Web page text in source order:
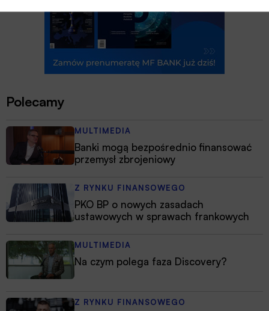
Polecamy
MULTIMEDIA
Banki mogą bezpośrednio finansować
przemysł zbrojeniowy
Z RYNKU FINANSOWEGO
PKO BP o nowych zasadach
ustawowych w sprawach frankowych
MULTIMEDIA
Na czym polega faza Discovery?
Z RYNKU FINANSOWEGO